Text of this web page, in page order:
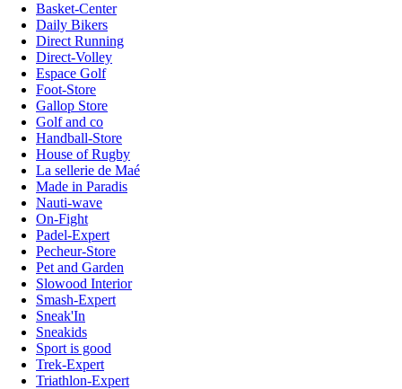
Basket-Center
Daily Bikers
Direct Running
Direct-Volley
Espace Golf
Foot-Store
Gallop Store
Golf and co
Handball-Store
House of Rugby
La sellerie de Maé
Made in Paradis
Nauti-wave
On-Fight
Padel-Expert
Pecheur-Store
Pet and Garden
Slowood Interior
Smash-Expert
Sneak'In
Sneakids
Sport is good
Trek-Expert
Triathlon-Expert